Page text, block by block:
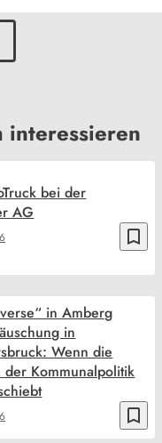
interessieren
bookmark_border
bei der
AG
bookmark_border
in Amberg
in
Wenn die
der Kommunalpolitik